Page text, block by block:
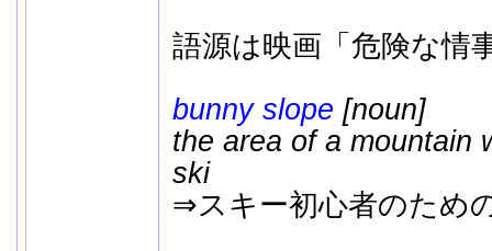
語源は映画「危険な情
bunny slope [noun]
the area of a mountain
ski
⇒スキー初心者のため